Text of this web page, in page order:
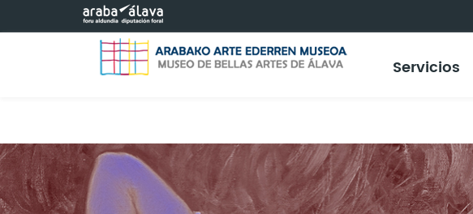
Saltar al contenido principal
Servicios